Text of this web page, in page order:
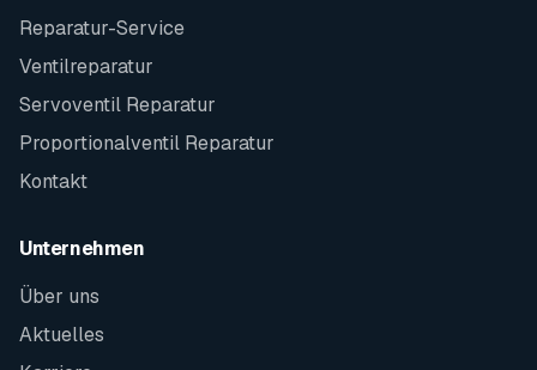
Reparatur-Service
Ventilreparatur
Servoventil Reparatur
Proportionalventil Reparatur
Kontakt
Unternehmen
Über uns
Aktuelles